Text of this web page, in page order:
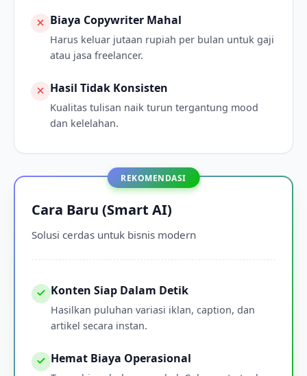
Biaya Copywriter Mahal
Harus keluar jutaan rupiah per bulan untuk gaji
atau jasa freelancer.
Hasil Tidak Konsisten
Kualitas tulisan naik turun tergantung mood
dan kelelahan.
Cara Baru (Smart AI)
Solusi cerdas untuk bisnis modern
Konten Siap Dalam Detik
Hasilkan puluhan variasi iklan, caption, dan
artikel secara instan.
Hemat Biaya Operasional